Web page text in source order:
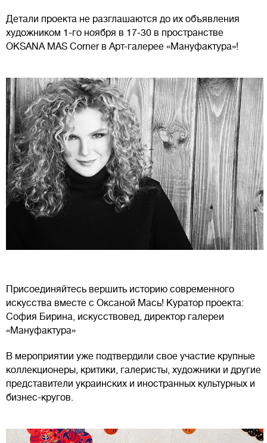
Детали проекта не разглашаются до их объявления
художником 1-го ноября в 17-30 в пространстве
OKSANA MAS Сorner в Арт-галерее «Мануфактура»!
Присоединяйтесь вершить историю современного
искусства вместе с Оксаной Мась! Куратор проекта:
София Бирина, искусствовед, директор галереи
«Мануфактура»
В мероприятии уже подтвердили свое участие крупные
коллекционеры, критики, галеристы, художники и другие
представители украинских и иностранных культурных и
бизнес-кругов.